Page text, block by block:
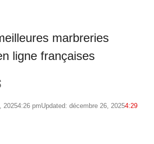
marbreries
ligne françaises
20254:26 pmUpdated: décembre 26, 20254:29